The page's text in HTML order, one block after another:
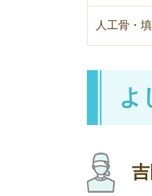
人工骨・
よ